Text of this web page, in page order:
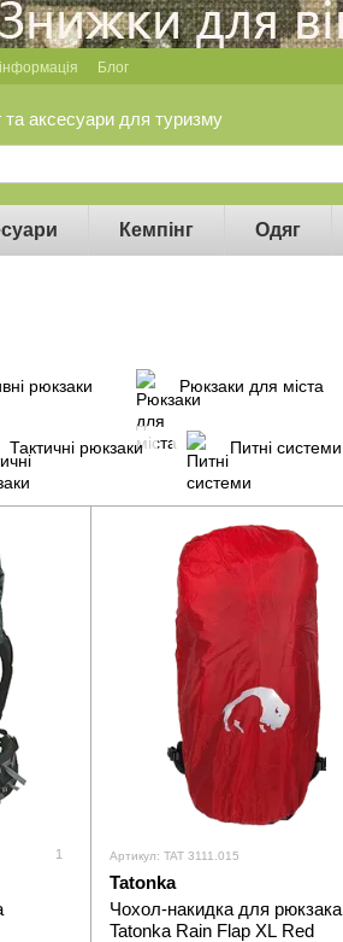
Блог
аксесуари для туризму
Кемпінг Одяг
рюкзаки Рюкзаки для міста
Тактичні рюкзаки Питні системи
1 Артикул: TAT 3111.015
Tatonka
Чохол-накидка для рюкзака
Tatonka Rain Flap XL Red